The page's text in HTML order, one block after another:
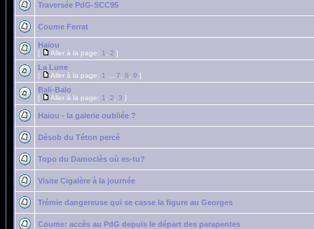
Traversée PdG-SCC95
Coume Ferrat
Haïou
[ Aller à la page: 1 2 ]
La Lune
[ Aller à la page: 1 7 8 9 ]
Bali-Balo
[ Aller à la page: 1 2 3 ]
Haiou - la galerie oubliée ?
Désob du Téton percé
Topo du Damoclès où es-tu?
Visite Cigalère à la journée
Trémie dangereuse qui se casse la figure au Georges
Coume: accès au PdG depuis le départ des parapentes